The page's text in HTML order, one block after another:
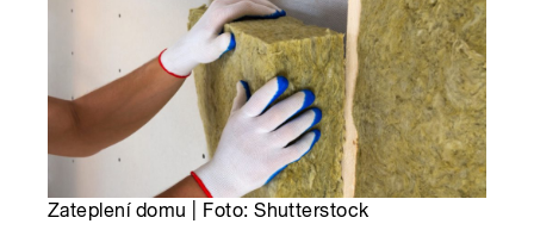
Zateplení domu | Foto: Shutterstock